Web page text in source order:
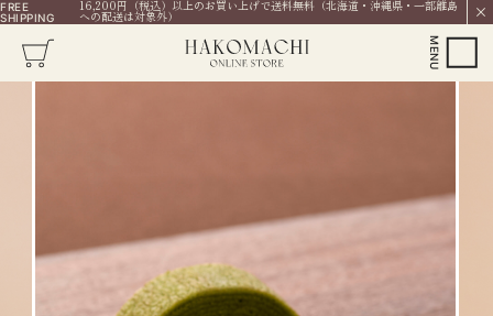
FREE
SHIPPING
16,200円（税込）以上のお買い上げで送料無料（北海道・沖縄県・一部離島
への配送は対象外）